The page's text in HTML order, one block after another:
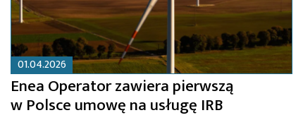
01.04.2026
Enea Operator zawiera pierwszą
w Polsce umowę na usługę IRB